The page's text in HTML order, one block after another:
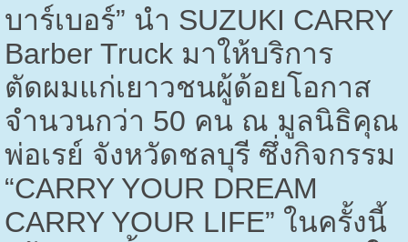
บาร์เบอร์” นำ SUZUKI CARRY
Barber Truck มาให้บริการ
ตัดผมแก่เยาวชนผู้ด้อยโอกาส
จำนวนกว่า 50 คน ณ มูลนิธิคุณ
พ่อเรย์ จังหวัดชลบุรี ซึ่งกิจกรรม
“CARRY YOUR DREAM
CARRY YOUR LIFE” ในครั้งนี้